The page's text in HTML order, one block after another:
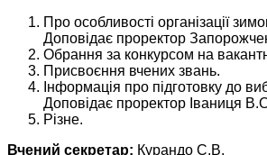
Про особливості організації
Доповідає проректор
Обрання за конкурсом на
Присвоєння вчених звань.
Інформація про підготовку до
Доповідає проректор Іваниця
Різне.
Вчений секретар: Курандо С.В.